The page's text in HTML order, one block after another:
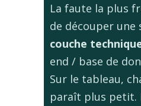
La faute la plus
de découper
couche
end / base de
Sur le tableau,
paraît plus petit.